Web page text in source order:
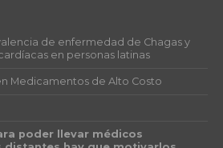
de enfermedad de Chagas y
en personas latinas
Medicamentos de Alto Costo
poder llevar médicos